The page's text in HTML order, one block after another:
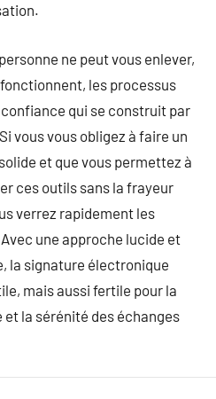
ne peut vous enlever,
les processus
qui se construit par
vous vous obligez à faire un
et que vous permettez à
ces outils sans la frayeur
verrez rapidement les
une approche lucide et
la signature électronique
mais aussi fertile pour la
la sérénité des échanges